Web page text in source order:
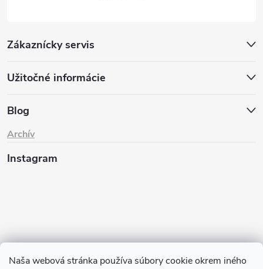
Naša webová stránka používa súbory cookie okrem iného
Zákaznícky servis
Užitočné informácie
Blog
Archív
Instagram